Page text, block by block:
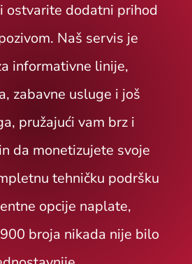
ostvarite dodatni prihod
Naš servis je
informativne linije,
zabavne usluge i još
pružajući vam brz i
da monetizujete svoje
tehničku podršku
opcije naplate,
broja nikada nije bilo